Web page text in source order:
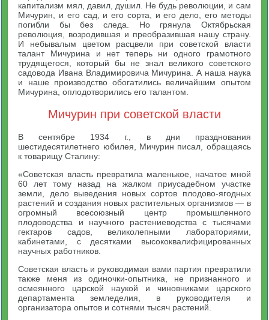
капитализм мял, давил, душил. Не будь революции, и сам
Мичурин, и его сад, и его сорта, и его дело, его методы
погибли бы без следа. Но грянула Октябрьская
революция, возродившая и преобразившая нашу страну.
И небывалым цветом расцвели при советской власти
талант Мичурина и нет теперь ни одного грамотного
трудящегося, который бы не знал великого советского
садовода Ивана Владимировича Мичурина. А наша наука
и наше производство обогатились величайшим опытом
Мичурина, оплодотворились его талантом.
Мичурин при советской власти
В сентябре 1934 г., в дни празднования
шестидесятилетнего юбилея, Мичурин писал, обращаясь
к товарищу Сталину:
«Советская власть превратила маленькое, начатое мной
60 лет тому назад на жалком приусадебном участке
земли, дело выведения новых сортов плодово-ягодных
растений и создания новых растительных организмов — в
огромный всесоюзный центр промышленного
плодоводства и научного растениеводства с тысячами
гектаров садов, великолепными лабораториями,
кабинетами, с десятками высококвалифицированных
научных работников.
Советская власть и руководимая вами партия превратили
также меня из одиночки-опытника, не признанного и
осмеянного царской наукой и чиновниками царского
департамента земледелия, в руководителя и
организатора опытов и сотнями тысяч растений.